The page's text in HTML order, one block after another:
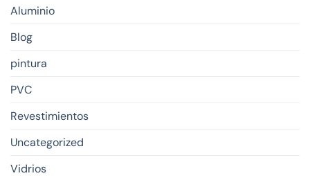
Aluminio
Blog
pintura
PVC
Revestimientos
Uncategorized
Vidrios